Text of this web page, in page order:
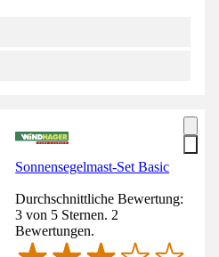
Sonnensegelmast-Set Basic
Durchschnittliche Bewertung:
3 von 5 Sternen. 2
Bewertungen.